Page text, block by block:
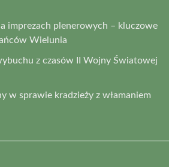
imprezach plenerowych – kluczowe
Wielunia
z czasów II Wojny Światowej
w sprawie kradzieży z włamaniem